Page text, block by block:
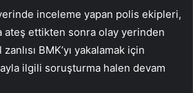
inceleme yapan polis ekipleri,
ateş ettikten sonra olay yerinden
BMK’yı yakalamak için
ilgili soruşturma halen devam